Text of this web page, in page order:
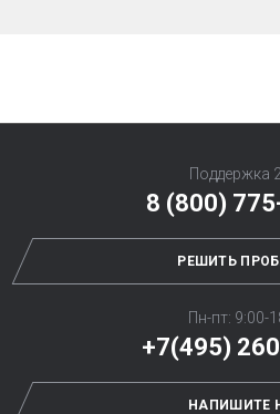
Поддержка
8 (800)
РЕШИТЬ
Пн-пт: 9:00-
+7(495)
НАПИШИТЕ